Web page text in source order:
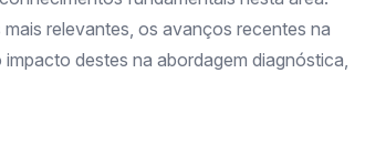
relevantes, os avanços recentes na
destes na abordagem diagnóstica,